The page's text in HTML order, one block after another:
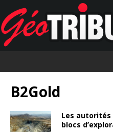
B2Gold
Les
blocs